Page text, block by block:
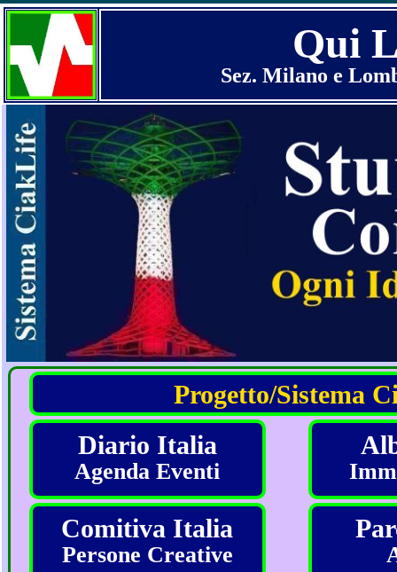
Qui
Sez. Milano e
Progetto/Sistema
Diario Italia
Agenda Eventi
Comitiva Italia
Persone Creative